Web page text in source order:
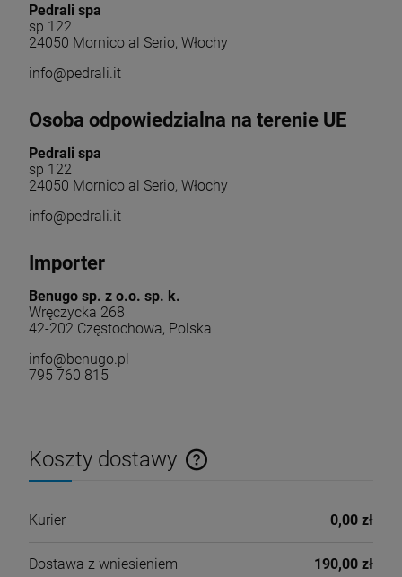
Pedrali spa
sp 122
24050 Mornico al Serio, Włochy
info@pedrali.it
Osoba odpowiedzialna na terenie UE
Pedrali spa
sp 122
24050 Mornico al Serio, Włochy
info@pedrali.it
Importer
Benugo sp. z o.o. sp. k.
Wręczycka 268
42-202 Częstochowa, Polska
info@benugo.pl
795 760 815
Koszty dostawy
Cena nie zawiera ewentualnych kosztów płatności
Kurier 0,00 zł
Dostawa z wniesieniem 190,00 zł